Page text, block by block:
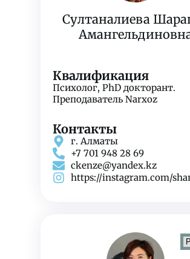
Султаналиева
Квалификация
Психолог, PhD докторант.
Преподаватель Narxoz
Контакты
г. Алматы
+7 701 948 28 69
ckenze@yandex.kz
https://instagram.com/